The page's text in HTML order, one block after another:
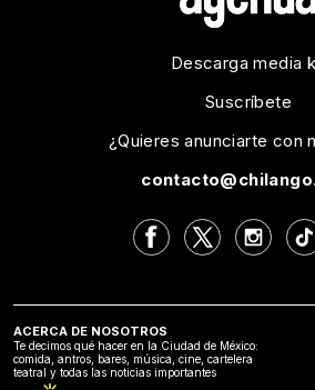
Descarga media
Suscríbete
¿Quieres anunciarte con
ACERCA DE NOSOTROS
Te decimos qué hacer en la Ciudad de México:
comida, antros, bares, música, cine, cartelera
teatral y todas las noticias importantes